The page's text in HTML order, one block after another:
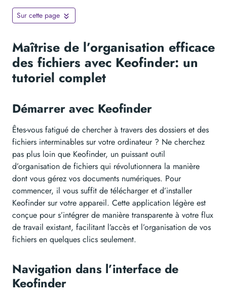
Sur cette page
Maîtrise de l’organisation efficace
des fichiers avec Keofinder: un
tutoriel complet
Démarrer avec Keofinder
Êtes-vous fatigué de chercher à travers des dossiers et des
fichiers interminables sur votre ordinateur ? Ne cherchez
pas plus loin que Keofinder, un puissant outil
d’organisation de fichiers qui révolutionnera la manière
dont vous gérez vos documents numériques. Pour
commencer, il vous suffit de télécharger et d’installer
Keofinder sur votre appareil. Cette application légère est
conçue pour s’intégrer de manière transparente à votre flux
de travail existant, facilitant l’accès et l’organisation de vos
fichiers en quelques clics seulement.
Navigation dans l’interface de
Keofinder